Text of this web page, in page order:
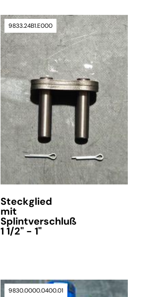
Lieferzeit auf Anfrage
9833.24B1.E000
Steckglied
mit
Splintverschluß
1 1/2" - 1"
9830.0000.0400.01